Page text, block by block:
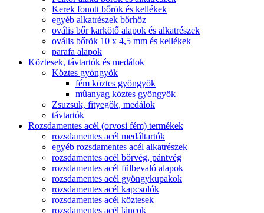
Kerek fonott bőrök és kellékek
egyéb alkatrészek bőrhöz
ovális bőr karkötő alapok és alkatrészek
ovális bőrök 10 x 4,5 mm és kellékek
parafa alapok
Köztesek, távtartók és medálok
Köztes gyöngyök
fém köztes gyöngyök
mûanyag köztes gyöngyök
Zsuzsuk, fityegők, medálok
távtartók
Rozsdamentes acél (orvosi fém) termékek
rozsdamentes acél medáltartók
egyéb rozsdamentes acél alkatrészek
rozsdamentes acél bőrvég, pántvég
rozsdamentes acél fülbevaló alapok
rozsdamentes acél gyöngykupakok
rozsdamentes acél kapcsolók
rozsdamentes acél köztesek
rozsdamentes acél láncok